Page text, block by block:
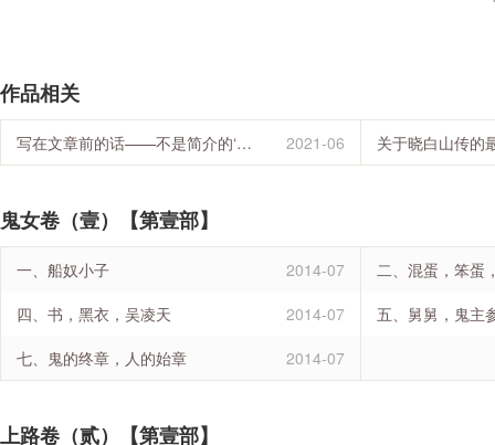
作品相关
写在文章前的话——不是简介的‘简介’ 2021-06 关于晓白山传的
鬼女卷（壹）【第壹部】
一、船奴小子 2014-07
二、混蛋，笨蛋
四、书，黑衣，吴凌天
2014-07
五、舅舅，鬼主
七、鬼的终章，人的始章
2014-07
上路卷（贰）【第壹部】